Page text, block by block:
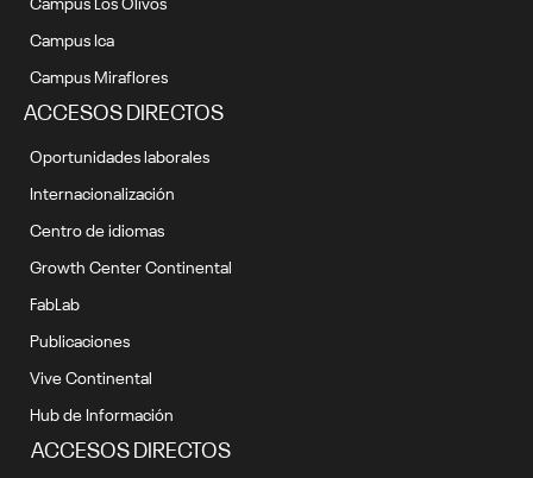
Campus Ica
Campus Miraflores
ACCESOS DIRECTOS
Oportunidades laborales
Internacionalización
Centro de idiomas
Growth Center Continental
FabLab
Publicaciones
Vive Continental
Hub de Información
ACCESOS DIRECTOS